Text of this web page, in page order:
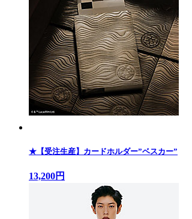
★【受注生産】カードホルダー”ベスカー”
13,200円